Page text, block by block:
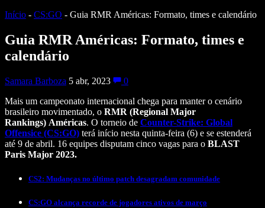
Início - CS:GO - Guia RMR Américas: Formato, times e calendário
Guia RMR Américas: Formato, times e
calendário
Samara Barboza 5 abr, 2023
0
Mais um campeonato internacional chega para manter o cenário
brasileiro movimentado, o RMR (Regional Major
Rankings) Américas. O torneio de Counter-Strike: Global
Offensice (CS:GO) terá início nesta quinta-feira (6) e se estenderá
até 9 de abril. 16 equipes disputam cinco vagas para o BLAST
Paris Major 2023.
CS2: Mudanças no último patch desagradam comunidade
CS:GO alcança recorde de jogadores ativos de março